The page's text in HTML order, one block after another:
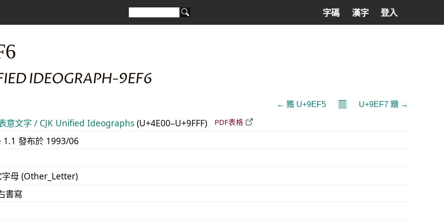
字碼 漢字 登入
IDEOGRAPH-9EF6
← 黵 U+9EF5 𝄜 U+9EF7 黷 →
意文字 / CJK Unified Ideographs (U+4E00–U+9FFF) PDF表格
發布於 1993/06
母 (Other_Letter)
書寫